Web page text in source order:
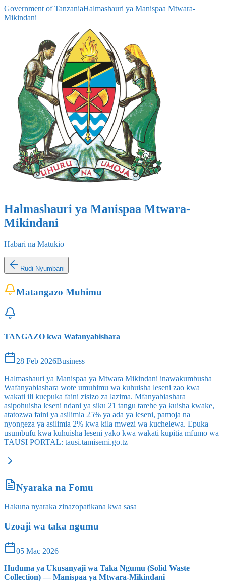
Government of TanzaniaHalmashauri ya Manispaa Mtwara-
Mikindani
Halmashauri ya Manispaa Mtwara-
Mikindani
Habari na Matukio
Rudi Nyumbani
Matangazo Muhimu
TANGAZO kwa Wafanyabishara
28 Feb 2026Business
Halmashauri ya Manispaa ya Mtwara Mikindani inawakumbusha
Wafanyabiashara wote umuhimu wa kuhuisha leseni zao kwa
wakati ili kuepuka faini zisizo za lazima. Mfanyabiashara
asipohuisha leseni ndani ya siku 21 tangu tarehe ya kuisha kwake,
atatozwa faini ya asilimia 25% ya ada ya leseni, pamoja na
nyongeza ya asilimia 2% kwa kila mwezi wa kuchelewa. Epuka
usumbufu kwa kuhuisha leseni yako kwa wakati kupitia mfumo wa
TAUSI PORTAL: tausi.tamisemi.go.tz
Nyaraka na Fomu
Hakuna nyaraka zinazopatikana kwa sasa
Uzoaji wa taka ngumu
05 Mac 2026
Huduma ya Ukusanyaji wa Taka Ngumu (Solid Waste
Collection) — Manispaa ya Mtwara‑Mikindani